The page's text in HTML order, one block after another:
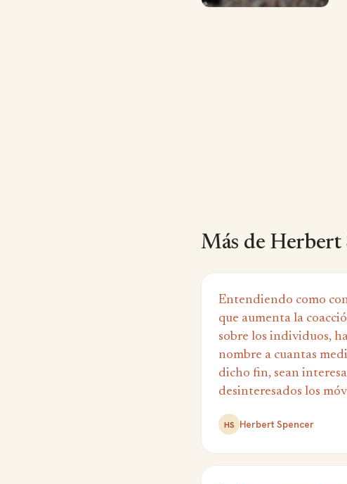
Más de Herbert
Entendiendo como
que aumenta la
sobre los individuos,
nombre a cuantas
dicho fin, sean
desinteresados los
HS Herbert Spencer